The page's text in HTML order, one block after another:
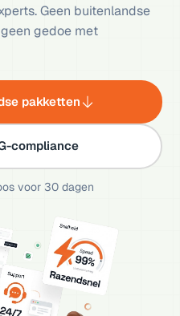
Geen buitenlandse
gedoe met
pakketten
compliance
voor 30 dagen